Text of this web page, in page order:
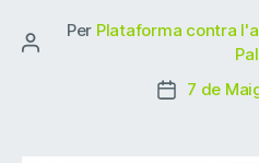
Autor
Per Plataforma contra
Data7 de